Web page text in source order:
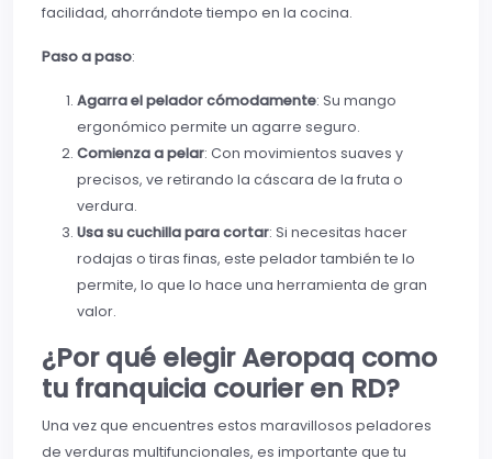
facilidad, ahorrándote tiempo en la cocina.
Paso a paso:
Agarra el pelador cómodamente: Su mango
ergonómico permite un agarre seguro.
Comienza a pelar: Con movimientos suaves y
precisos, ve retirando la cáscara de la fruta o
verdura.
Usa su cuchilla para cortar: Si necesitas hacer
rodajas o tiras finas, este pelador también te lo
permite, lo que lo hace una herramienta de gran
valor.
¿Por qué elegir Aeropaq como
tu franquicia courier en RD?
Una vez que encuentres estos maravillosos peladores
de verduras multifuncionales, es importante que tu